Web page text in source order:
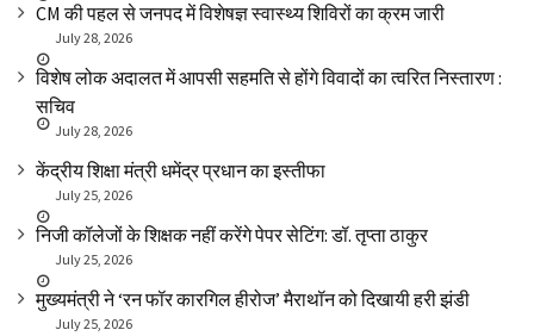
CM की पहल से जनपद में विशेषज्ञ स्वास्थ्य शिविरों का क्रम जारी
July 28, 2026
विशेष लोक अदालत में आपसी सहमति से होंगे विवादों का त्वरित निस्तारण :
सचिव
July 28, 2026
केंद्रीय शिक्षा मंत्री धमेंद्र प्रधान का इस्तीफा
July 25, 2026
निजी कॉलेजों के शिक्षक नहीं करेंगे पेपर सेटिंग: डॉ. तृप्ता ठाकुर
July 25, 2026
मुख्यमंत्री ने ‘रन फॉर कारगिल हीरोज’ मैराथॉन को दिखायी हरी झंडी
July 25, 2026